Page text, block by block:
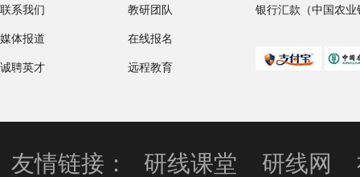
联系我们
媒体报道
诚聘英才
教研团队
在线报名
远程教育
银行汇款（中国农业
友情链接： 研线课堂 研线网